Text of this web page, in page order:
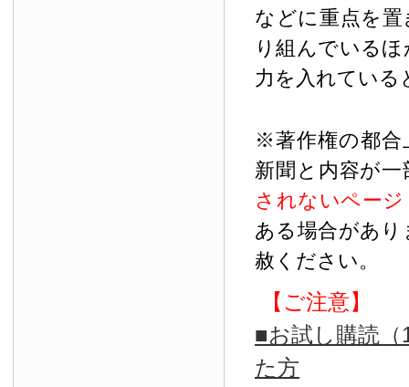
などに重点を
り組んでいる
力を入れている
※著作権の都合
新聞と内容が
されないペー
ある場合があ
赦ください。
【ご注意】
■お試し購読
た方